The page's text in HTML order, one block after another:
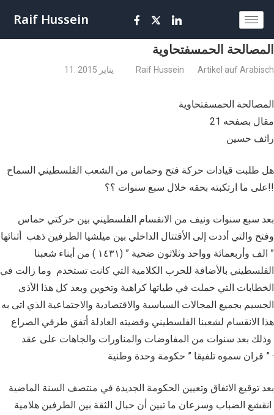
Raif Hussein
المصالحة الحمسفتحاوية
11. يناير 2015 Raif Hussein Artikel auf Arabisch
المصالحة الحمسفتحاوية
مقال بصفحه 21
رائف حسين
هل طلبت قيادات حركة فتح وحماس من الشعب الفلسطيني السماح
على ما ارتكبته بحقه خلال سبع سنوات ؟؟!!
بعد سبع سنوات ونيف من الانقسام الفلسطيني بين حركتي حماس
وفتح والتي أددت إلى اﻷقتتال الداخلي بين ميلشيا الطرفين ذهب أثنائها
” الف وأربعمائة وواحد وثلاثون ضحية ” (١٤٣١ ) من أبناء شعبنا
الفلسطيني بالأضافة للحرب الكلامية التي كانت تستخدم وما زالت في
الخطابات التي حملت في طياتها كراهية وتخوين وبعد كل هذا اﻷذى
الجسيم بجميع المجالات السياسية والاقتصادية والاجتماعية الذي اتى به
هذا الانقسام لشعبنا الفلسطيني وقضيته العادلة أتفق طرفي الصراع
وذلك بعد سنوات من المفاوضات والمناورات والجاهات على عقد
قران سموه تلفيقا ” حكومة وحدة وطنية ” ·
بعد توقيع الاتفاق وتعيين الحكومة الجديدة في منتصف السنة الماضية
انقشع الضباب وسرعان ما تبين أن حبال الثقة بين الطرفين هلامية